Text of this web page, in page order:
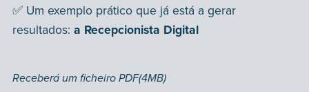
✅ Um exemplo prático que já está a gerar
resultados: a Recepcionista Digital
Receberá um ficheiro PDF(4MB)